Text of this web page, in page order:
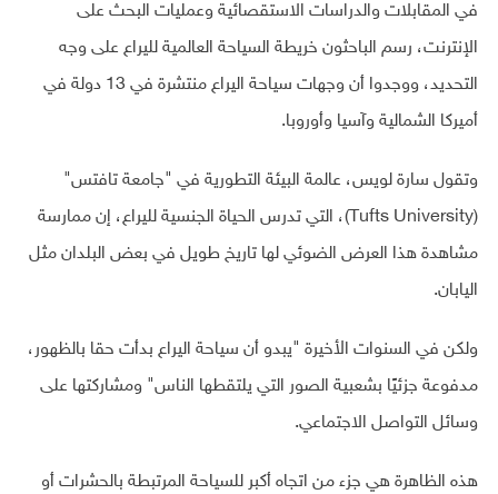
في المقابلات والدراسات الاستقصائية وعمليات البحث على
الإنترنت، رسم الباحثون خريطة السياحة العالمية لليراع على وجه
التحديد، ووجدوا أن وجهات سياحة اليراع منتشرة في 13 دولة في
أميركا الشمالية وآسيا وأوروبا.
وتقول سارة لويس، عالمة البيئة التطورية في "جامعة تافتس"
(Tufts University)، التي تدرس الحياة الجنسية لليراع، إن ممارسة
مشاهدة هذا العرض الضوئي لها تاريخ طويل في بعض البلدان مثل
اليابان.
ولكن في السنوات الأخيرة "يبدو أن سياحة اليراع بدأت حقا بالظهور،
مدفوعة جزئيًا بشعبية الصور التي يلتقطها الناس" ومشاركتها على
وسائل التواصل الاجتماعي.
هذه الظاهرة هي جزء من اتجاه أكبر للسياحة المرتبطة بالحشرات أو